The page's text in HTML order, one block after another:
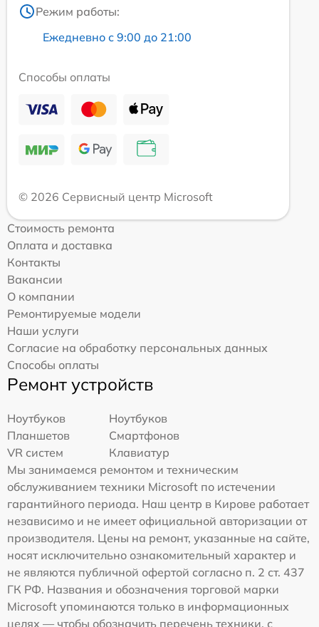
Режим работы:
Ежедневно с 9:00 до 21:00
Способы оплаты
© 2026 Сервисный центр Microsoft
Стоимость ремонта
Оплата и доставка
Контакты
Вакансии
О компании
Ремонтируемые модели
Наши услуги
Согласие на обработку персональных данных
Способы оплаты
Ремонт устройств
Ноутбуков
Ноутбуков
Планшетов
Смартфонов
VR систем
Клавиатур
Мы занимаемся ремонтом и техническим
обслуживанием техники Microsoft по истечении
гарантийного периода. Наш центр в Кирове работает
независимо и не имеет официальной авторизации от
производителя. Цены на ремонт, указанные на сайте,
носят исключительно ознакомительный характер и
не являются публичной офертой согласно п. 2 ст. 437
ГК РФ. Названия и обозначения торговой марки
Microsoft упоминаются только в информационных
целях — чтобы обозначить перечень техники, с